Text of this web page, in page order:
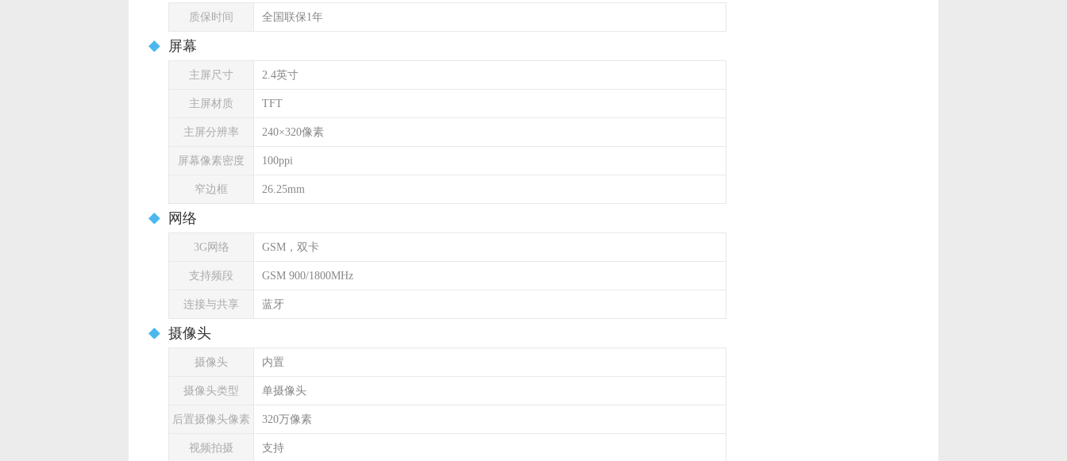
质保时间 全国联保1年
屏幕
主屏尺寸 2.4英寸
主屏材质 TFT
主屏分辨率 240×320像素
屏幕像素密度 100ppi
窄边框 26.25mm
网络
3G网络 GSM，双卡
支持频段 GSM 900/1800MHz
连接与共享 蓝牙
摄像头
摄像头 内置
摄像头类型 单摄像头
后置摄像头像素 320万像素
视频拍摄 支持